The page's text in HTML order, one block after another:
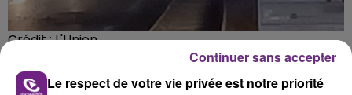
Crédit :L'Union
Le respect de votre vie privée est notre priorité
Continuer sans accepter